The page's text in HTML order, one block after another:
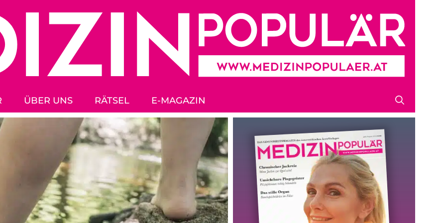
ÜBER UNS RÄTSEL E-MAGAZIN